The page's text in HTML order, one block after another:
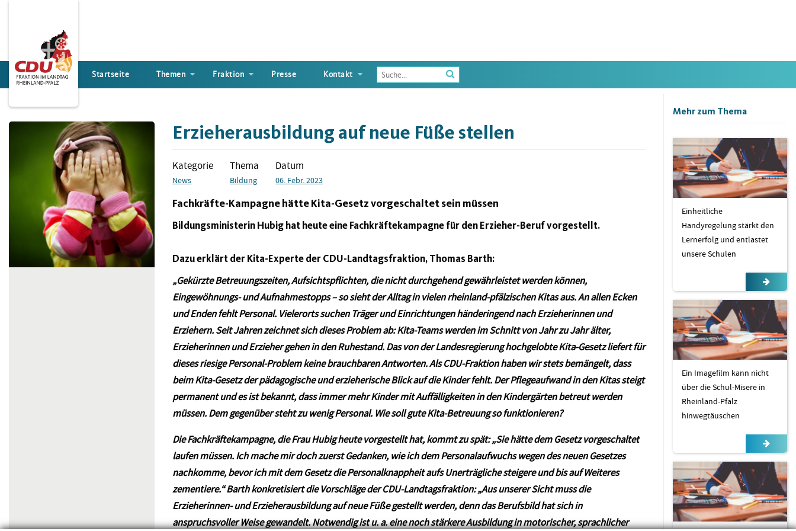
Startseite Themen Fraktion Presse Kontakt
Enter
the
to
Erzieherausbildung auf neue Füße stellen
Kategorie
News
Thema
Bildung
Datum
06. Febr. 2023
Fachkräfte-Kampagne hätte Kita-Gesetz vorgeschaltet sein müssen
Bildungsministerin Hubig hat heute eine Fachkräftekampagne für den Erzieher-Beruf vorgestellt.
Dazu erklärt der Kita-Experte der CDU-Landtagsfraktion, Thomas Barth:
„Gekürzte Betreuungszeiten, Aufsichtspflichten, die nicht durchgehend gewährleistet werden können,
Eingewöhnungs- und Aufnahmestopps – so sieht der Alltag in vielen rheinland-pfälzischen Kitas aus. An allen Ecken
und Enden fehlt Personal. Vielerorts suchen Träger und Einrichtungen händeringend nach Erzieherinnen und
Erziehern. Seit Jahren zeichnet sich dieses Problem ab: Kita-Teams werden im Schnitt von Jahr zu Jahr älter,
Erzieherinnen und Erziehergehen in den Ruhestand. Das von der Landesregierung hochgelobte Kita-Gesetz liefert für
dieses riesige Personal-Problem keine brauchbaren Antworten. Als CDU-Fraktion haben wir stets bemängelt, dass
beim Kita-Gesetz der pädagogische und erzieherische Blick auf die Kinder fehlt. Der Pflegeaufwand in den Kitas steigt
permanent und es ist bekannt, dass immer mehr Kinder mit Auffälligkeiten in den Kindergärten betreut werden
müssen. Dem gegenüber steht zu wenig Personal. Wie soll gute Kita-Betreuung so funktionieren?
Die Fachkräftekampagne, die Frau Hubig heute vorgestellt hat, kommt zu spät: „Sie hätte dem Gesetz vorgeschaltet
laufen müssen. Ich mache mir doch zuerst Gedanken, wie ich dem Personalaufwuchs wegen des neuen Gesetzes
nachkomme, bevor ich mit dem Gesetz die Personalknappheit aufs Unerträgliche steigere und bis auf Weiteres
zementiere.“ Barth konkretisiert die Vorschläge der CDU-Landtagsfraktion: „Aus unserer Sicht muss die
Erzieherinnen- und Erzieherausbildung auf neue Füße gestellt werden, denn das Berufsbild hat sichin
anspruchsvoller Weise gewandelt. Notwendig ist u. a. eine noch stärkere Ausbildung in motorischer, sprachlicher
Mehr zum Thema
Einheitliche
Handyregelung stärkt den
Lernerfolg und entlastet
unsere Schulen
Ein Imagefilm kann nicht
über die Schul-Misere in
Rheinland-Pfalz
hinwegtäuschen